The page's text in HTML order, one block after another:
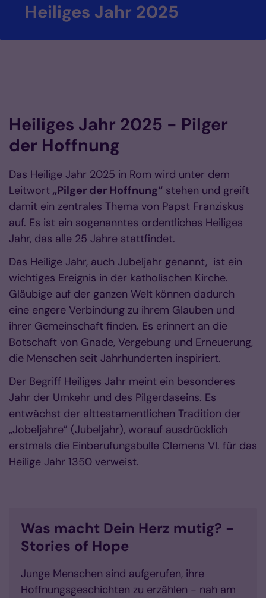
Heiliges Jahr 2025
Heiliges Jahr 2025 - Pilger
der Hoffnung
Das Heilige Jahr 2025 in Rom wird unter dem
Leitwort „Pilger der Hoffnung“ stehen und greift
damit ein zentrales Thema von Papst Franziskus
auf. Es ist ein sogenanntes ordentliches Heiliges
Jahr, das alle 25 Jahre stattfindet.
Das Heilige Jahr, auch Jubeljahr genannt, ist ein
wichtiges Ereignis in der katholischen Kirche.
Gläubige auf der ganzen Welt können dadurch
eine engere Verbindung zu ihrem Glauben und
ihrer Gemeinschaft finden. Es erinnert an die
Botschaft von Gnade, Vergebung und Erneuerung,
die Menschen seit Jahrhunderten inspiriert.
Der Begriff Heiliges Jahr meint ein besonderes
Jahr der Umkehr und des Pilgerdaseins. Es
entwächst der alttestamentlichen Tradition der
„Jobeljahre” (Jubeljahr), worauf ausdrücklich
erstmals die Einberufungsbulle Clemens VI. für das
Heilige Jahr 1350 verweist.
Was macht Dein Herz mutig? -
Stories of Hope
Junge Menschen sind aufgerufen, ihre
Hoffnungsgeschichten zu erzählen - nah am